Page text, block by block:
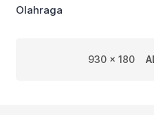
Olahraga
930 x 180